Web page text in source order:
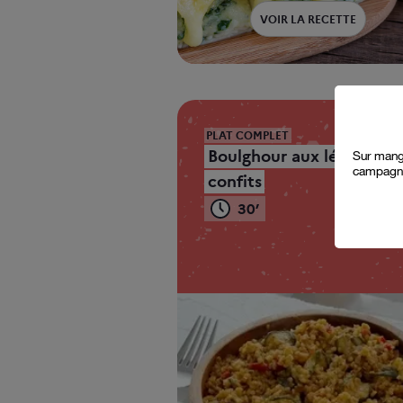
VOIR LA RECETTE
PLAT COMPLET
Boulghour aux légumes
confits
30’
Sur